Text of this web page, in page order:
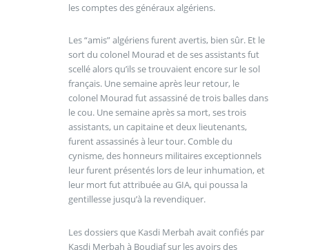
les comptes des généraux algériens.
Les “amis” algériens furent avertis, bien sûr. Et le
sort du colonel Mourad et de ses assistants fut
scellé alors qu’ils se trouvaient encore sur le sol
français. Une semaine après leur retour, le
colonel Mourad fut assassiné de trois balles dans
le cou. Une semaine après sa mort, ses trois
assistants, un capitaine et deux lieutenants,
furent assassinés à leur tour. Comble du
cynisme, des honneurs militaires exceptionnels
leur furent présentés lors de leur inhumation, et
leur mort fut attribuée au GIA, qui poussa la
gentillesse jusqu’à la revendiquer.
Les dossiers que Kasdi Merbah avait confiés par
Kasdi Merbah à Boudiaf sur les avoirs des